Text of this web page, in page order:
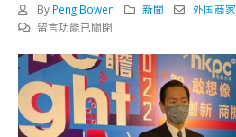
By Peng Bowen 新聞 外国商家
在
智
思：
外
国
留言功能已關閉